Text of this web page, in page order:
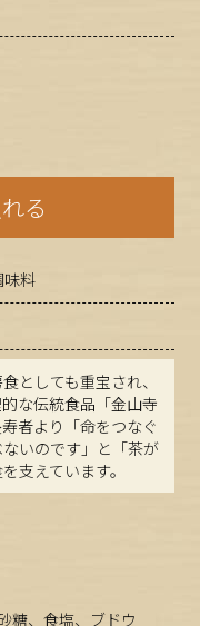
る
味料
としても重宝され、
な伝統食品「金山寺
者より「命をつなぐ
いのです」と「茶が
支えています。
糖、食塩、ブドウ